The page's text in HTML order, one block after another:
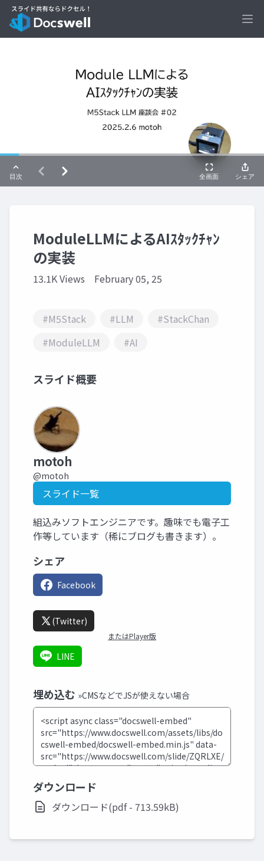
ModuleLLMによるAIｽﾀｯｸﾁｬﾝ
の実装
13.1K Views February 05, 25
#M5Stack #LLM
#StackChan
#ModuleLLM
#AI
スライド概要
motoh
@motoh
スライド一覧
組込みソフトエンジニアです。趣味でも電子工
作等しています（稀にブログも書きます）。
シェア
Facebook
(Twitter)
またはPlayer版
LINE
埋め込む »CMSなどでJSが使えない場合
ダウンロード
ダウンロード(pdf - 713.59kB)